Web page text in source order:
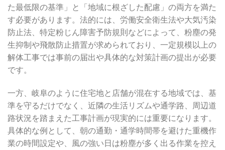
た最低限の基準」と「地域に根ざした配慮」の両方を満た
す必要があります。法的には、労働安全衛生法や大気汚染
防止法、特定粉じん障害予防規則などによって、粉塵の発
生抑制や飛散防止措置が求められており、一定規模以上の
解体工事では事前の届出や具体的な対策計画の提出が必要
です。
一方、岐阜のように住宅地と店舗が混在する地域では、基
準を守るだけでなく、近隣の生活リズムや通学路、周辺道
路状況を踏まえた工事計画が現実的には重要になります。
具体的な例として、朝の通勤・通学時間帯を避けた重機作
業の時間設定や、風の強い日は粉塵が多く出る作業を控え